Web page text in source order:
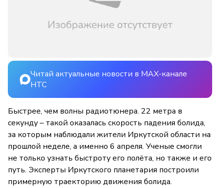
Читай актуальные новости в MAX-канале
НТС
Быстрее, чем волны радиотюнера. 22 метра в
секунду – такой оказалась скорость падения болида,
за которым наблюдали жители Иркутской области на
прошлой неделе, а именно 6 апреля. Ученые смогли
не только узнать быстроту его полёта, но также и его
путь. Эксперты Иркутского планетария построили
примерную траекторию движения болида.